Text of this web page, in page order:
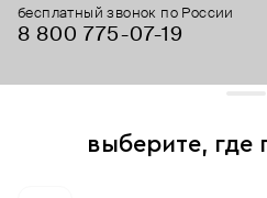
бесплатный звонок по России
8 800 775⁠-07⁠-19
выберите, где